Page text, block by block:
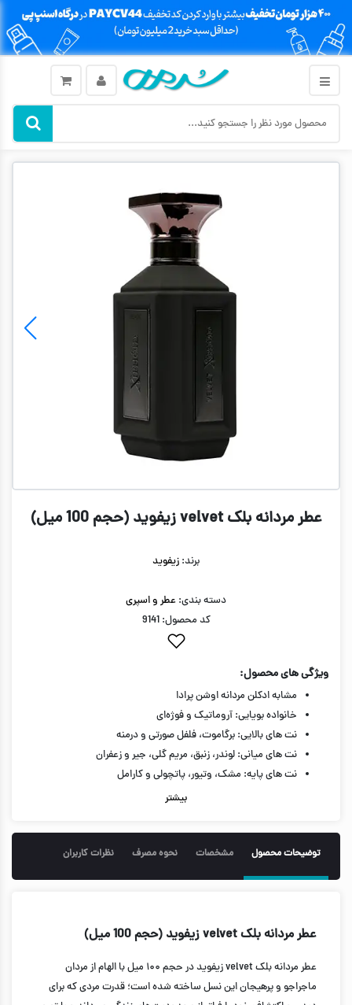
عطر مردانه بلک velvet زیفوید (حجم 100 میل)
برند: زیفوید
دسته بندی: عطر و اسپری
کد محصول: 9141
ویژگی های محصول:
مشابه ادکلن مردانه اوشن پرادا
خانواده بویایی: آروماتیک و فوژه‌ای
نت های بالایی: برگاموت، فلفل صورتی و درمنه
نت های میانی: لوندر، زنبق، مریم گلی، جیر و زعفران
نت های پایه: مشک، وتیور، پاتچولی و کارامل
بیشتر
توضیحات محصول مشخصات نحوه مصرف نظرات کاربران
عطر مردانه بلک velvet زیفوید (حجم 100 میل)
عطر مردانه بلک velvet زیفوید در حجم ۱۰۰ میل با الهام از مردان
ماجراجو و پرهیجان این نسل ساخته شده است؛ قدرت مردی که برای